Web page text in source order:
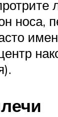
носа,